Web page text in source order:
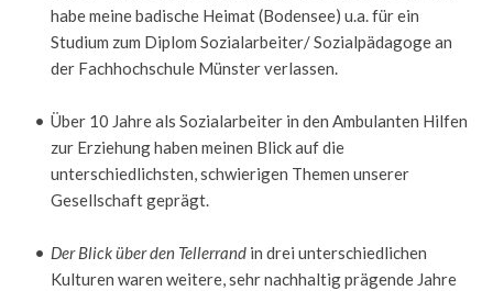
habe meine badische Heimat (Bodensee) u.a. für ein
Studium zum Diplom Sozialarbeiter/ Sozialpädagoge an
der Fachhochschule Münster verlassen.
Über 10 Jahre als Sozialarbeiter in den Ambulanten Hilfen
zur Erziehung haben meinen Blick auf die
unterschiedlichsten, schwierigen Themen unserer
Gesellschaft geprägt.
Der Blick über den Tellerrand in drei unterschiedlichen
Kulturen waren weitere, sehr nachhaltig prägende Jahre